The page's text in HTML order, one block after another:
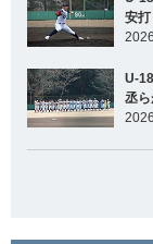
安
U-
丞